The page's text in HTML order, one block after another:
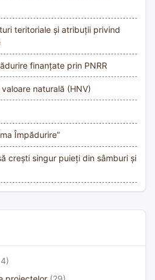
teritoriale și atribuții privind
finanțate prin PNRR
naturală (HNV)
Împădurire”
crești singur puieți din sâmburi și